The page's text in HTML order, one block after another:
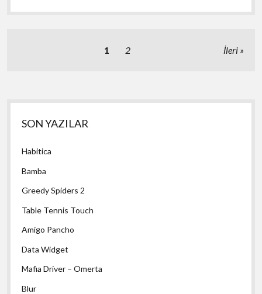
1 2 İleri
Yan
Menü
SON YAZILAR
Habitica
Bamba
Greedy Spiders 2
Table Tennis Touch
Amigo Pancho
Data Widget
Mafia Driver – Omerta
Blur